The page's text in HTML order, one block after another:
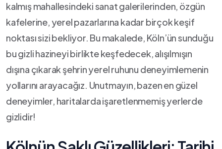
kalmış mahallesindeki sanat⁣ galerilerinden, özgün
kafelerine, yerel pazarlarına kadar birçok keşif
noktası sizi bekliyor.⁣ Bu makalede, Köln’ün sunduğu
bu gizli hazineyi birlikte keşfedecek, alışılmışın
dışına çıkarak şehrin ⁤yerel ruhunu deneyimlemenin
yollarını arayacağız. Unutmayın, bazen en güzel
deneyimler, haritalarda işaretlenmemiş yerlerde
gizlidir!